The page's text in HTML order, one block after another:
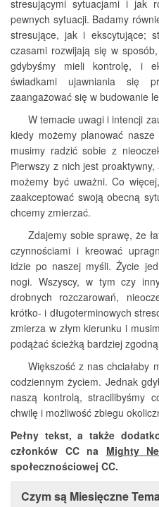
stresującymi sytuacjami i jak
pewnych sytuacji. Badamy
stresujące, jak i ekscytujące;
czasami rozwijają się w
gdybyśmy mieli kontrolę, i
świadkami ujawniania się
zaangażować się w budowanie
W temacie uwagi i intencji
kiedy możemy planować
musimy radzić sobie z
Pierwszy z nich jest
możemy być uważni. Co
zaakceptować swoją obecną
chcemy zmierzać.
Zdajemy sobie sprawę, że
czynnościami i kreować
idzie po naszej myśli. Życie
nogi. Wszyscy, w tym czy
drobnych rozczarowań,
krótko- i długoterminowych
zmierza w złym kierunku i
podążać ścieżką bardziej
Większość z nas chciałaby
codziennym życiem. Jednak
naszą kontrolą, stracilibyśmy
chwilę i możliwość zbiegu
Pełny tekst, a także
członków CC na Mighty
społecznościowej CC.
Czym są Miesięczne